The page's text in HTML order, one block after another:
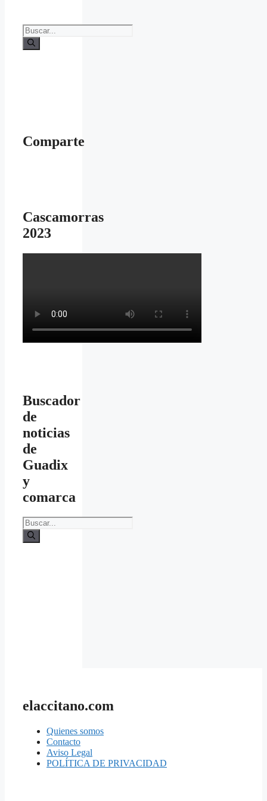
Buscar:
Comparte
Cascamorras
2023
Buscador
de
noticias
de
Guadix
y
comarca
Buscar:
elaccitano.com
Quienes somos
Contacto
Aviso Legal
POLÍTICA DE PRIVACIDAD